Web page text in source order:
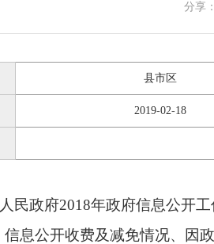
分享：
县市区
2019-02-18
政府2018年政府信息公开工
息公开收费及减免情况、因